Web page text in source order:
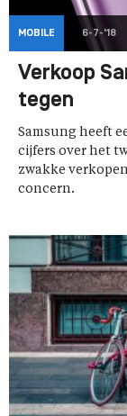
MOBILE 6-7-'18
Verkoop
tegen
Samsung heeft
cijfers over het
zwakke
concern.